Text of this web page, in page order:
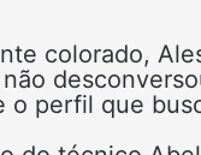
colorado,
não
perfil que